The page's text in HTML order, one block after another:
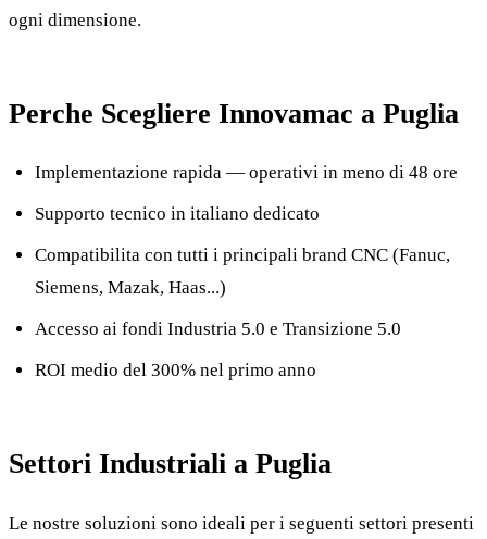
ogni dimensione.
Perche Scegliere Innovamac a Puglia
Implementazione rapida — operativi in meno di 48 ore
Supporto tecnico in italiano dedicato
Compatibilita con tutti i principali brand CNC (Fanuc,
Siemens, Mazak, Haas...)
Accesso ai fondi Industria 5.0 e Transizione 5.0
ROI medio del 300% nel primo anno
Settori Industriali a Puglia
Le nostre soluzioni sono ideali per i seguenti settori presenti